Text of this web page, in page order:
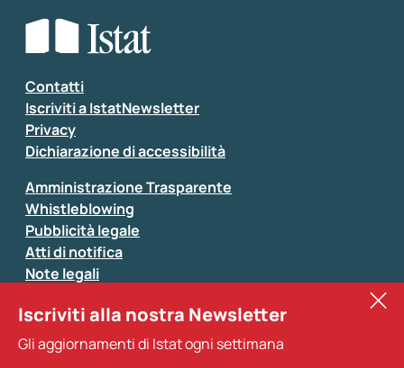
Seleziona la tipologia della segnalazione
Inserisci il tuo commento
Si prega di non fornire dati di natura personale (ad
Contatti
Iscriviti a IstatNewsletter
Privacy
Dichiarazione di accessibilità
Amministrazione Trasparente
Whistleblowing
Pubblicità legale
Atti di notifica
Note legali
Sistan
Altri servizi
Iscriviti alla nostra Newsletter
Gli aggiornamenti di Istat ogni settimana